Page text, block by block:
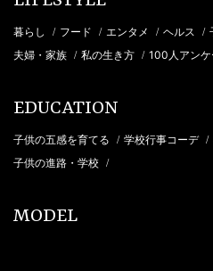
暮らし / フード / エンタメ / ヘルス /
夫婦・家族 / 私の生き方 / 100人アンケ
EDUCATION
子供の五感を育てる / 学校行事コーデ /
子供の進路・学校 /
MODEL